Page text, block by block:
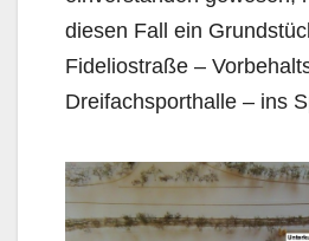
diesen Fall ein
Fideliostraße –
Dreifachsporthalle – ins